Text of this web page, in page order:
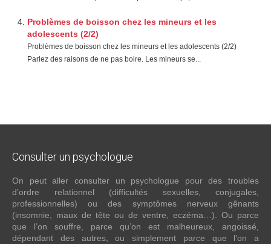
Problèmes de boisson chez les mineurs et les
adolescents (2/2)
Problèmes de boisson chez les mineurs et les adolescents (2/2)
Parlez des raisons de ne pas boire. Les mineurs se...
Consulter un psychologue
On peut aller consulter un psychologue pour des troubles
d’ordre relationnel (difficultés sexuelles, conjugales,
professionnelles) ou des symptômes nerveux gênants
(insomnie, maux de tête ou de ventre, eczéma…). Ou parce
que l’on souffre, parce qu’on est malheureux, angoissé,
dépendant des autres, ou simplement parce que l’on a